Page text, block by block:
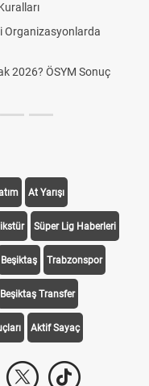
Organizasyonlarda
2026? ÖSYM Sonuç
At Yarışı
Süper Lig Haberleri
Beşiktaş Trabzonspor
Beşiktaş Transfer
Aktif Sayaç